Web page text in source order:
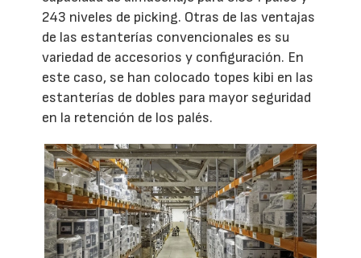
243 niveles de picking. Otras de las ventajas
de las estanterías convencionales es su
variedad de accesorios y configuración. En
este caso, se han colocado topes kibi en las
estanterías de dobles para mayor seguridad
en la retención de los palés.